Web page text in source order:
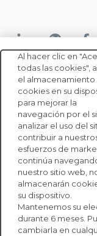
CONTACTE CON
Tenemos oficinas en
Kong, Mauricio,
Singapur.
CONTACTE
NOSOTROS
SOLUCIONES
Al hacer clic en
todas las cookies",
el almacenamiento
cookies en su
para mejorar la
navegación por el
analizar el uso del
contribuir a
esfuerzos de
continúa
nuestro sitio web,
almacenarán
su dispositivo.
Mantenemos su
durante 6 meses.
cambiarla en